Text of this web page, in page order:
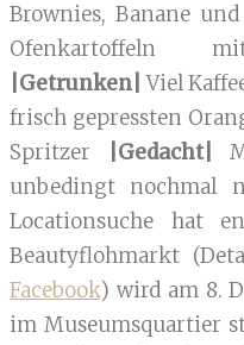
Brownies, Banane und
Ofenkartoffeln
|Getrunken| Viel
frisch gepressten
Spritzer
|Gedacht|
unbedingt nochmal
Locationsuche hat
Beautyflohmarkt
Facebook) wird am 8.
im Museumsquartier